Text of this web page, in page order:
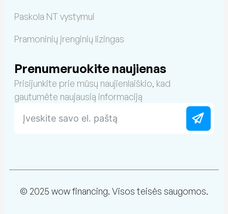
Paskola NT vystymui
Pramoninių įrenginių lizingas
Prenumeruokite naujienas
Prisijunkite prie mūsų naujienlaiškio, kad
gautumėte naujausią informaciją
© 2025 wow financing. Visos teisės saugomos.